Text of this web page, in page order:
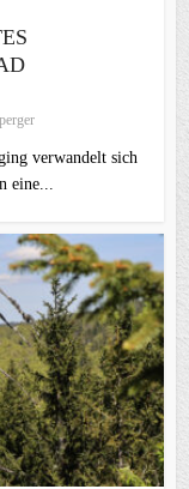
R
G
verwandelt sich
eine...